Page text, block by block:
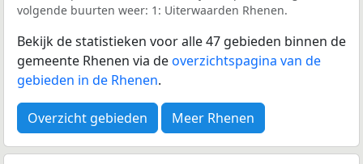
volgende buurten weer: 1: Uiterwaarden Rhenen.
Bekijk de statistieken voor alle 47 gebieden binnen de
gemeente Rhenen via deoverzichtspagina van de
gebieden in de Rhenen.
Overzicht gebieden Meer Rhenen